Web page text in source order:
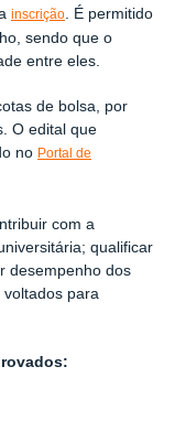
inscrição . É permitido
sendo que o
entre eles.
de bolsa, por
O edital que
no Portal de
com a
qualificar
desempenho dos
para